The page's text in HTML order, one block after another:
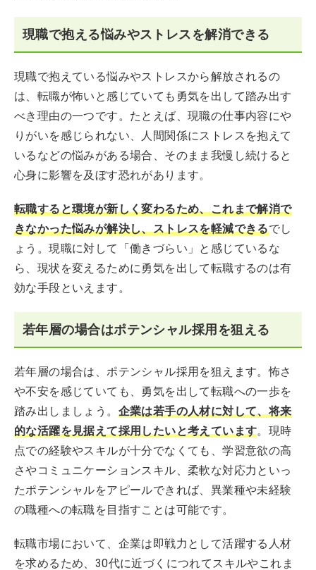
現職で抱える悩みやストレスを解消できる
現職で抱えている悩みやストレスから解放されるの
は、転職が怖いと感じていても勇気を出して踏み出す
べき理由の一つです。たとえば、現職の仕事内容にや
りがいを感じられない、人間関係にストレスを抱えて
いるなどの悩みがある場合、そのまま我慢し続けると
心身に影響を及ぼす恐れがあります。
転職すると環境が新しく変わるため、これまで解消で
きなかった悩みが解決し、ストレスを軽減できるでし
ょう。現職に対して「働きづらい」と感じているな
ら、現状を変えるために勇気を出して転職するのは有
効な手段といえます。
若年層の場合はポテンシャル採用を狙える
若年層の場合は、ポテンシャル採用を狙えます。怖さ
や不安を感じていても、勇気を出して転職への一歩を
踏み出しましょう。 企業は若手の人材に対して、将来
的な活躍を見据えて採用したいと考えています。現時
点での経験やスキルが十分でなくても、学習意欲の高
さやコミュニケーションスキル、柔軟な対応力といっ
たポテンシャルをアピールできれば、異業種や未経験
の職種への転職を目指すことは可能です。
転職市場において、企業は即戦力として活躍する人材
を求めるため、30代に近づくにつれてスキルやこれま